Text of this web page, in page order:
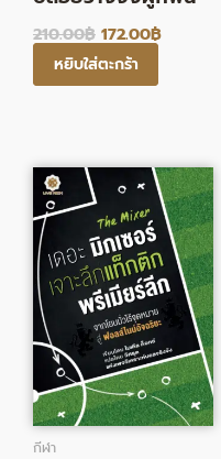
210.00฿ 172.00฿
หยิบใส่ตะกร้า
กีฬา
price
was:
450.00฿.
price
is:
225.00฿.